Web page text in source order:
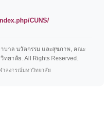
CUNS/
บาล นวัตกรรม และสุขภาพ, คณะ
ยาลัย. All Rights Reserved.
ลงกรณ์มหาวิทยาลัย